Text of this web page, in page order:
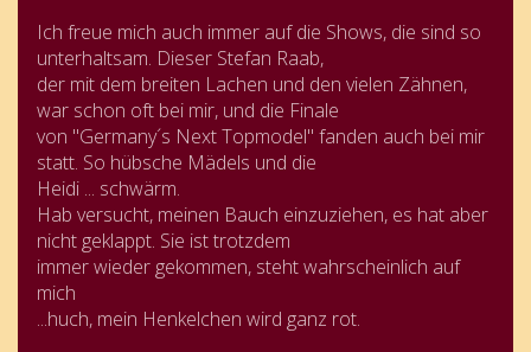
Ich freue mich auch immer auf die Shows, die sind so
unterhaltsam. Dieser Stefan Raab,
der mit dem breiten Lachen und den vielen Zähnen,
war schon oft bei mir, und die Finale
von "Germany´s Next Topmodel" fanden auch bei mir
statt. So hübsche Mädels und die
Heidi ... schwärm.
Hab versucht, meinen Bauch einzuziehen, es hat aber
nicht geklappt. Sie ist trotzdem
immer wieder gekommen, steht wahrscheinlich auf
mich
...huch, mein Henkelchen wird ganz rot.